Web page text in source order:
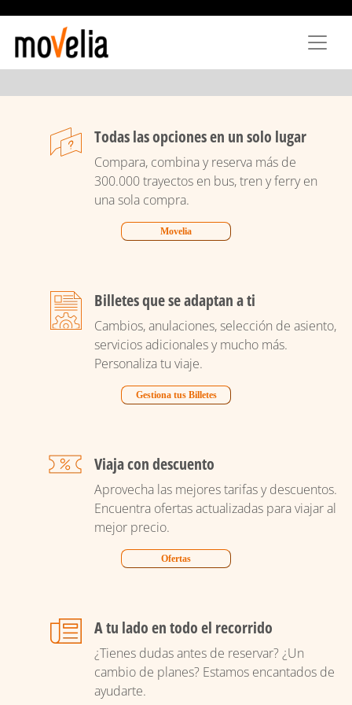
principal
Todas las opciones en un solo lugar
Compara, combina y reserva más de
300.000 trayectos en bus, tren y ferry en
una sola compra.
Movelia
Billetes que se adaptan a ti
Cambios, anulaciones, selección de asiento,
servicios adicionales y mucho más.
Personaliza tu viaje.
Gestiona tus Billetes
Viaja con descuento
Aprovecha las mejores tarifas y descuentos.
Encuentra ofertas actualizadas para viajar al
mejor precio.
Ofertas
A tu lado en todo el recorrido
¿Tienes dudas antes de reservar? ¿Un
cambio de planes? Estamos encantados de
ayudarte.